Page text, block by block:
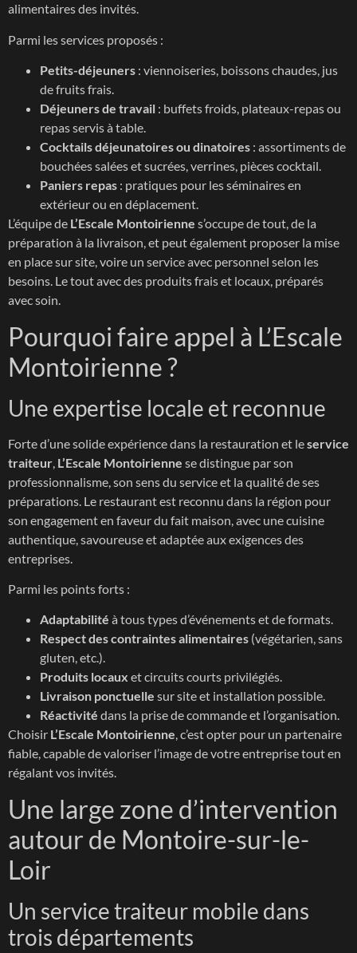
alimentaires des invités.
Parmi les services proposés :
Petits-déjeuners : viennoiseries, boissons chaudes, jus
de fruits frais.
Déjeuners de travail : buffets froids, plateaux-repas ou
repas servis à table.
Cocktails déjeunatoires ou dinatoires : assortiments de
bouchées salées et sucrées, verrines, pièces cocktail.
Paniers repas : pratiques pour les séminaires en
extérieur ou en déplacement.
L’équipe de L’Escale Montoirienne s’occupe de tout, de la
préparation à la livraison, et peut également proposer la mise
en place sur site, voire un service avec personnel selon les
besoins. Le tout avec des produits frais et locaux, préparés
avec soin.
Pourquoi faire appel à L’Escale
Montoirienne ?
Une expertise locale et reconnue
Forte d’une solide expérience dans la restauration et leservice
traiteur L’Escale Montoirienne se distingue par son
professionnalisme, son sens du service et la qualité de ses
préparations. Le restaurant est reconnu dans la région pour
son engagement en faveur du fait maison, avec une cuisine
authentique, savoureuse et adaptée aux exigences des
entreprises.
Parmi les points forts :
Adaptabilité à tous types d’événements et de formats.
Respect des contraintes alimentaires (végétarien, sans
gluten, etc.).
Produits locaux et circuits courts privilégiés.
Livraison ponctuelle sur site et installation possible.
Réactivité dans la prise de commande et l’organisation.
Choisir L’Escale Montoirienne, c’est opter pour un partenaire
fiable, capable de valoriser l’image de votre entreprise tout en
régalant vos invités.
Une large zone d’intervention
autour de Montoire-sur-le-
Loir
Un service traiteur mobile dans
trois départements